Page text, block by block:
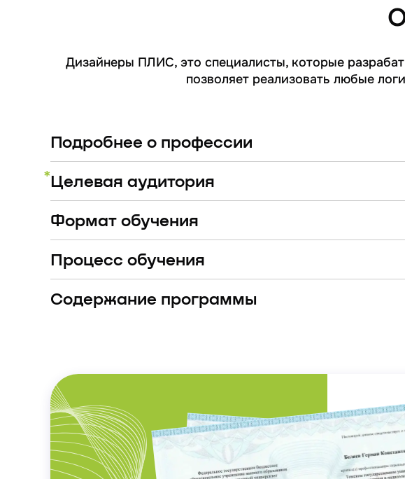
Дизайнеры ПЛИС, это специалисты, которые
позволяет реализовать любые
Подробнее о профессии
*Целевая аудитория
Формат обучения
Процесс обучения
Содержание программы